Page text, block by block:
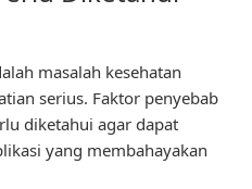
masalah kesehatan
serius. Faktor penyebab
diketahui agar dapat
yang membahayakan